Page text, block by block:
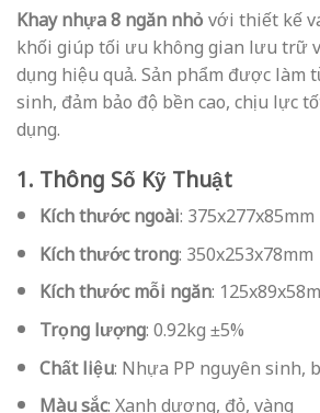
Khay nhựa 8 ngăn nhỏvới thiết kế
khối giúp tối ưu không gian lưu trữ
dụng hiệu quả. Sản phẩm được làm
sinh, đảm bảo độ bền cao, chịu lực
dụng.
1. Thông Số Kỹ Thuật
Kích thước ngoài: 375x277x85mm
Kích thước trong: 350x253x78mm
Kích thước mỗi ngăn:
Trọng lượng: 0.92kg ±5%
Chất liệu: Nhựa PP nguyên sinh,
Màu sắc: Xanh dương, đỏ, vàng